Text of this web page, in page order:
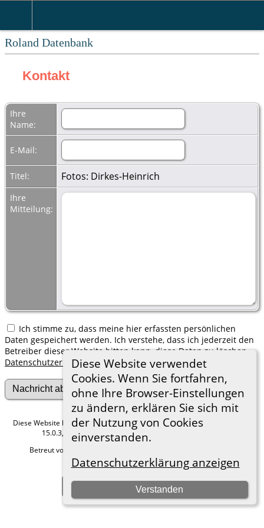
Roland Datenbank
Diese Website verwendet
Cookies. Wenn Sie fortfahren,
ohne Ihre Browser-Einstellungen
zu ändern, erklären Sie sich mit
der Nutzung von Cookies
einverstanden.
Datenschutzerklärung anzeigen
Verstanden
Kontakt
Ihre
Name:
E-Mail:
Titel: Fotos: Dirkes-Heinrich
Ihre
Mitteilung:
Ich stimme zu, dass meine hier erfassten persönlichen
Daten gespeichert werden. Ich verstehe, dass ich jederzeit den
Betreiber dieser Website bitten kann, diese Daten zu löschen.
Datenschutzerklärung
Diese Website läuft mit The Next Generation of Genealogy Sitebuilding
15.0.3, programmiert von Darrin Lythgoe © 2001-2026.
Betreut von
Hier geht es zum Impressum
Zur Desktop-Webseite wechseln